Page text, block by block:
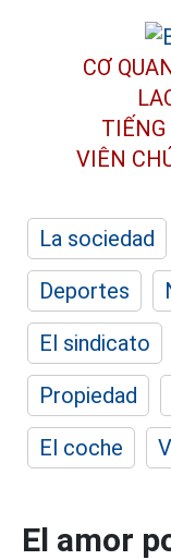
CƠ
TIẾNG
VIÊN
La sociedad
Deportes
El sindicato
Propiedad
El coche
El amor